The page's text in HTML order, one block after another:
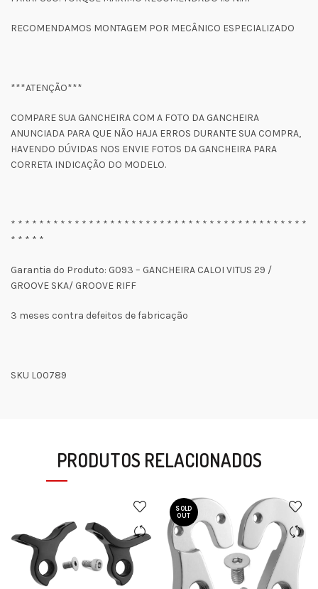
RECOMENDAMOS MONTAGEM POR MECÂNICO ESPECIALIZADO
***ATENÇÃO***
COMPARE SUA GANCHEIRA COM A FOTO DA GANCHEIRA
ANUNCIADA PARA QUE NÃO HAJA ERROS DURANTE SUA COMPRA,
HAVENDO DÚVIDAS NOS ENVIE FOTOS DA GANCHEIRA PARA
CORRETA INDICAÇÃO DO MODELO.
* * * * * * * * * * * * * * * * * * * * * * * * * * * * * * * * * * * * * * * * * *
* * * * *
Garantia do Produto: G093 – GANCHEIRA CALOI VITUS 29 /
GROOVE SKA/ GROOVE RIFF
3 meses contra defeitos de fabricação
SKU L00789
PRODUTOS RELACIONADOS
SOLD
OUT